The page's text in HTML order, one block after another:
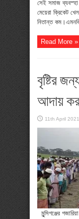
সেই সমাজ ব্যবস্হা
মেয়েরা ক্রিকেট
নিতান্ত
Read More »
বৃষ্টির
আদায়
11th April 2021
মুন্সিগঞ্জের